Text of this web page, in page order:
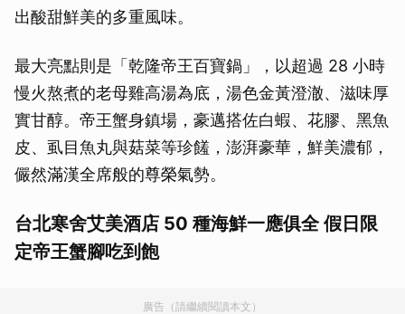
出酸甜鮮美的多重風味。
最大亮點則是「乾隆帝王百寶鍋」，以超過 28 小時
慢火熬煮的老母雞高湯為底，湯色金黃澄澈、滋味厚
實甘醇。帝王蟹身鎮場，豪邁搭佐白蝦、花膠、黑魚
皮、虱目魚丸與菇菜等珍饈，澎湃豪華，鮮美濃郁，
儼然滿漢全席般的尊榮氣勢。
台北寒舍艾美酒店 50 種海鮮一應俱全 假日限
定帝王蟹腳吃到飽
廣告（請繼續閱讀本文）